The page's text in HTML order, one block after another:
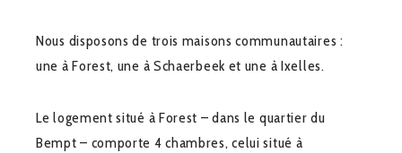
Nous disposons de trois maisons communautaires :
une à Forest, une à Schaerbeek et une à Ixelles.
Le logement situé à Forest – dans le quartier du
Bempt – comporte 4 chambres, celui situé à